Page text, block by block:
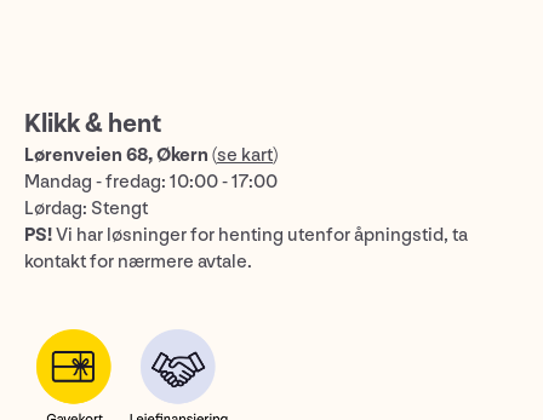
Klikk & hent
Lørenveien 68, Økern (se kart)
Mandag - fredag: 10:00 - 17:00
Lørdag: Stengt
PS!Vi har løsninger for henting utenfor åpningstid, ta
kontakt for nærmere avtale.